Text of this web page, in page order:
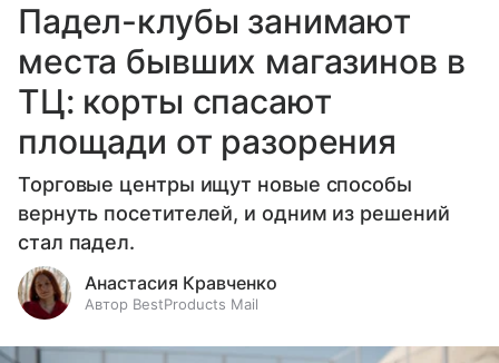
Падел-клубы занимают
места бывших магазинов в
ТЦ: корты спасают
площади от разорения
Торговые центры ищут новые способы
вернуть посетителей, и одним из решений
стал падел.
Анастасия Кравченко
Автор BestProducts Mail